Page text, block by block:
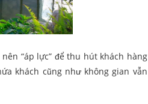
“áp lực” để thu hút khách hàng
khách cũng như không gian vẫn